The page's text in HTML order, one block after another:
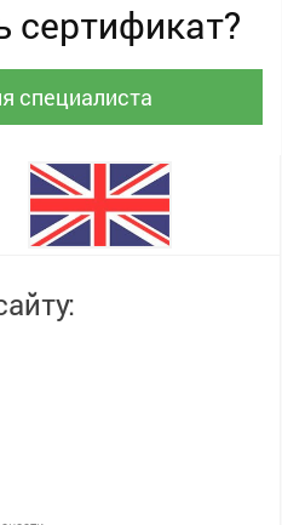
сертификат?
специалиста